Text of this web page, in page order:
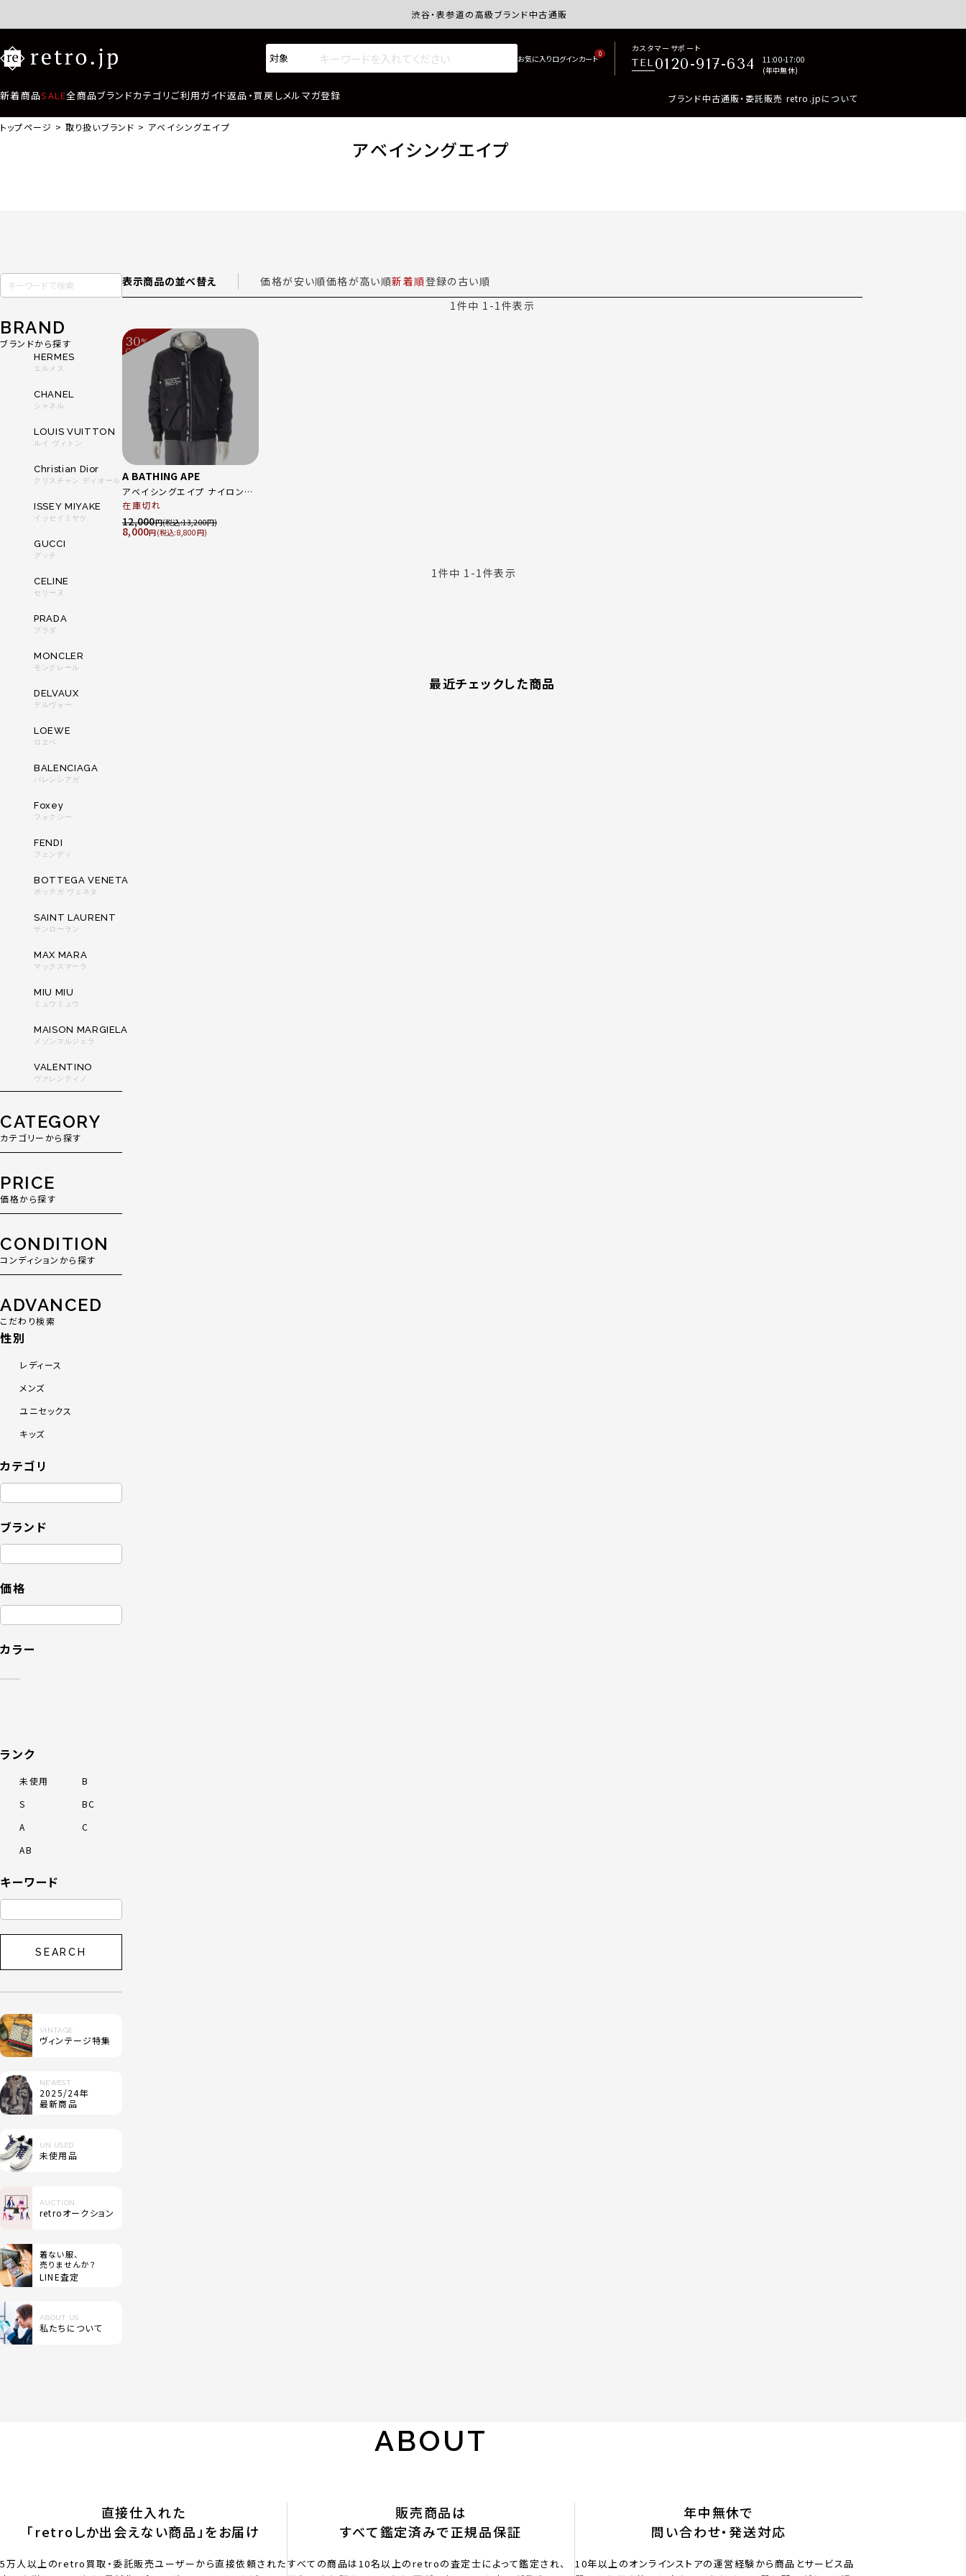
渋谷・表参道の高級ブランド中古通販サイトretro.jp商品はすべて正規品保証・返品可能（返品NG記載品を除く）
0
カスタマーサポート
TEL0120-917-634
11:00-17:00
(年中無休)
新着商品SALE全商品ブランドカテゴリ ご利用ガイド返品・買戻しメルマガ登録 ブランド中古通販・委託販売 retro.jpについて
トップページ 取り扱いブランド アベイシングエイプ
アベイシングエイプ
BRAND
ブランドから探す
HERMES
エルメス
CHANEL
シャネル
LOUIS VUITTON
ルイ ヴィトン
Christian Dior
クリスチャン ディオール
ISSEY MIYAKE
イッセイミヤケ
GUCCI
グッチ
CELINE
セリーヌ
PRADA
プラダ
MONCLER
モンクレール
DELVAUX
デルヴォー
LOEWE
ロエベ
BALENCIAGA
バレンシアガ
Foxey
フォクシー
FENDI
フェンディ
BOTTEGA VENETA
ボッテガ ヴェネタ
SAINT LAURENT
サンローラン
MAX MARA
マックスマーラ
MIU MIU
ミュウミュウ
MAISON MARGIELA
メゾンマルジェラ
VALENTINO
ヴァレンティノ
CATEGORY
カテゴリーから探す
PRICE
価格から探す
CONDITION
コンディションから探す
ADVANCED
こだわり検索
性別
レディース
メンズ
ユニセックス
キッズ
カテゴリ
ブランド
価格
カラー
ランク
未使用
B
S
BC
A
C
AB
キーワード
SEARCH
VINTAGE
ヴィンテージ特集
NEWEST
2025/24年
最新商品
UN USED
未使用品
AUCTION
retroオークション
着ない服、
売りませんか？
LINE査定
ABOUT US
私たちについて
表示商品の並べ替え 価格が安い順価格が高い順新着順登録の古い順
1件中 1 -1件表示
30%
OFF
A BATHING APE
アベイシングエイプ ナイロン×
コットン リバーシブル フーデット
パーカー ブルゾン アウター ブラ
ック グレー 175/92A
在庫切れ
12,000円 13,200
8,000円 8,800
1件中 1 -1件表示
最近チェックした商品
ABOUT
直接仕入れた
「retroしか出会えない商品」をお届け
5万人以上のretro買取・委託販売ユーザーから直接依頼された
販売商品は
すべて鑑定済みで正規品保証
すべての商品は10名以上のretroの査定士によって鑑定され、
年中無休で
問い合わせ・発送対応
10年以上のオンラインストアの運営経験から商品とサービス品